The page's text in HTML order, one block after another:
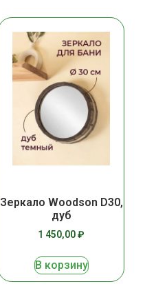
Зеркало Woodson D30,
дуб
1 450,00₽
В корзину